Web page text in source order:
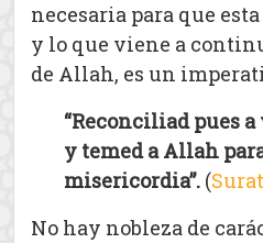
necesaria para que
y lo que viene a
de Allah, es un
“Reconciliad pues
y temed a Allah
misericordia”. (
No hay nobleza de